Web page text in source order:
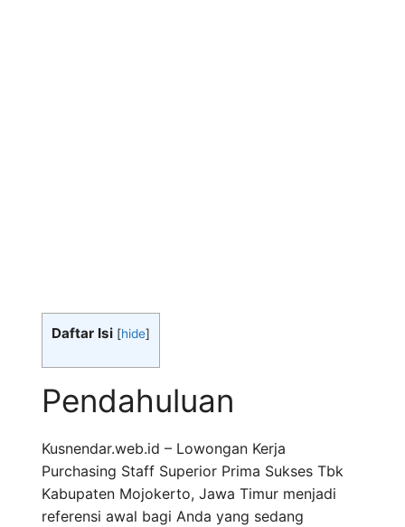
Daftar Isi [hide]
Pendahuluan
Kusnendar.web.id – Lowongan Kerja
Purchasing Staff Superior Prima Sukses Tbk
Kabupaten Mojokerto, Jawa Timur menjadi
referensi awal bagi Anda yang sedang